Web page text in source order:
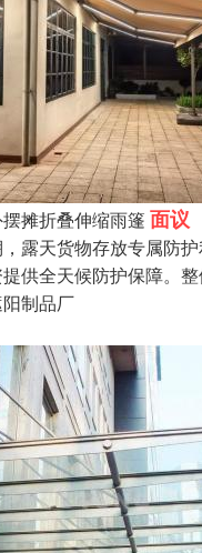
摊折叠伸缩雨篷 面议
露天货物存放专属防
供全天候防护保障。
制品厂